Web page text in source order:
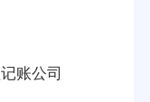
账公司